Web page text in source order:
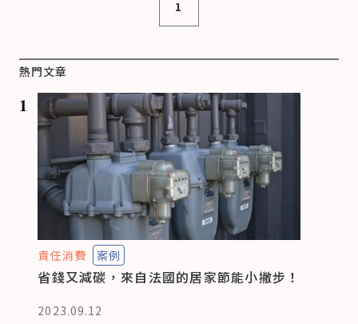
1
熱門文章
1
責任消費 案例
省錢又減碳，來自法國的居家節能小撇步！
2023.09.12